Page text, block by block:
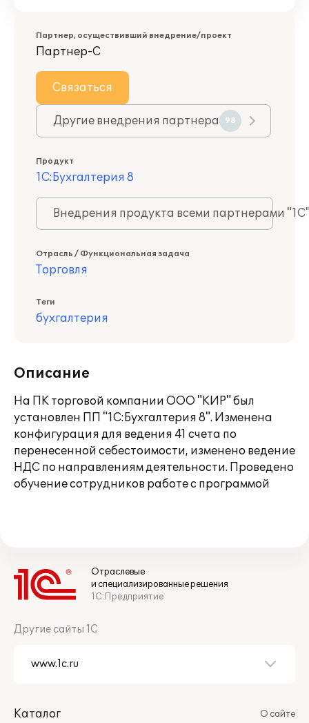
Партнер, осуществивший внедрение/проект
Партнер-С
Связаться
Другие внедрения партнера 98
Продукт
1С:Бухгалтерия 8
Внедрения продукта всеми партнерами
Отрасль / Функциональная задача
Торговля
Теги
бухгалтерия
Описание
На ПК торговой компании ООО "КИР" был
установлен ПП "1С:Бухгалтерия 8". Изменена
конфигурация для ведения 41 счета по
перенесенной себестоимости, изменено ведение
НДС по направлениям деятельности. Проведено
обучение сотрудников работе с программой
Отраслевые
и специализированные решения
1С:Предприятие
Другие сайты 1С
Каталог
О сайте